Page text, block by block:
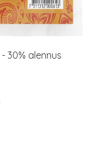
30% alennus